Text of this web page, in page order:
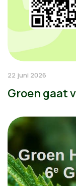
22 juni 2026
Groen gaat